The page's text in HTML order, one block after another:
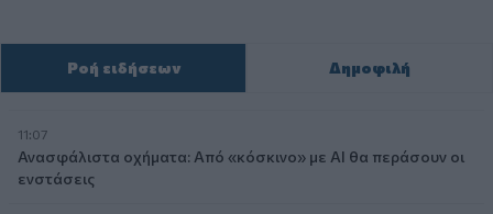
Ροή ειδήσεων Δημοφιλή
11:07
Ανασφάλιστα οχήματα: Από «κόσκινο» με AI θα περάσουν οι
ενστάσεις